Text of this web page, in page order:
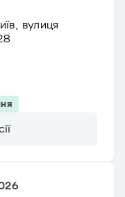
вулиця